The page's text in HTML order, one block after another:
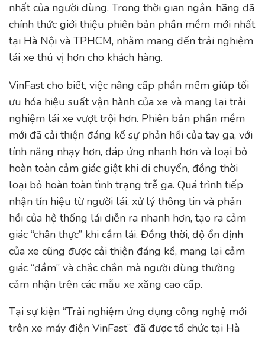
nhất của người dùng. Trong thời gian ngắn, hãng đã
chính thức giới thiệu phiên bản phần mềm mới nhất
tại Hà Nội và TPHCM, nhằm mang đến trải nghiệm
lái xe thú vị hơn cho khách hàng.
VinFast cho biết, việc nâng cấp phần mềm giúp tối
ưu hóa hiệu suất vận hành của xe và mang lại trải
nghiệm lái xe vượt trội hơn. Phiên bản phần mềm
mới đã cải thiện đáng kể sự phản hồi của tay ga, với
tính năng nhạy hơn, đáp ứng nhanh hơn và loại bỏ
hoàn toàn cảm giác giật khi di chuyển, đồng thời
loại bỏ hoàn toàn tình trạng trễ ga. Quá trình tiếp
nhận tín hiệu từ người lái, xử lý thông tin và phản
hồi của hệ thống lái diễn ra nhanh hơn, tạo ra cảm
giác “chân thực” khi cầm lái. Đồng thời, độ ổn định
của xe cũng được cải thiện đáng kể, mang lại cảm
giác “đầm” và chắc chắn mà người dùng thường
cảm nhận trên các mẫu xe xăng cao cấp.
Tại sự kiện “Trải nghiệm ứng dụng công nghệ mới
trên xe máy điện VinFast” đã được tổ chức tại Hà